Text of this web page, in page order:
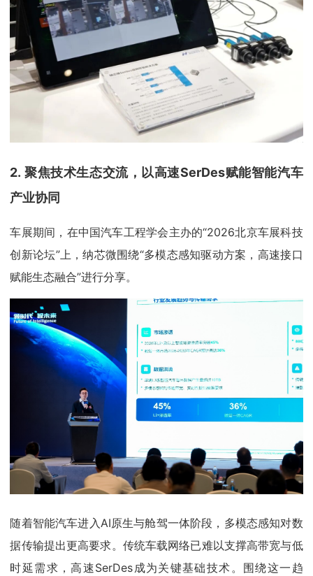
2. 聚焦技术生态交流，以高速SerDes赋能智能汽车
产业协同
车展期间，在中国汽车工程学会主办的“2026北京车展科技
创新论坛”上，纳芯微围绕“多模态感知驱动方案，高速接口
赋能生态融合”进行分享。
随着智能汽车进入AI原生与舱驾一体阶段，多模态感知对数
据传输提出更高要求。传统车载网络已难以支撑高带宽与低
时延需求，高速SerDes成为关键基础技术。围绕这一趋